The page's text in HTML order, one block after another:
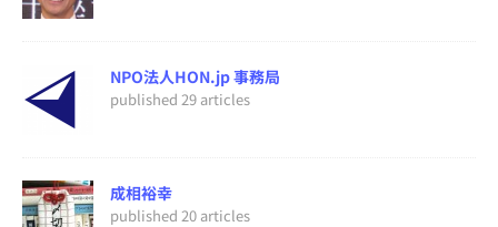
NPO法人HON.jp 事務局
published 29 articles
成相裕幸
published 20 articles